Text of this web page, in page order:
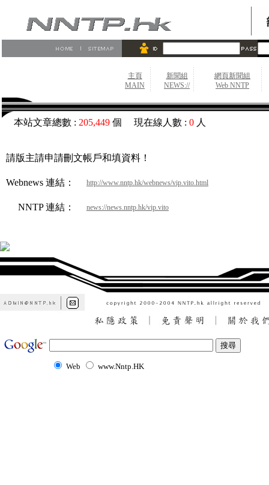
主頁
MAIN
新聞組
NEWS://
網頁新聞組
Web NNTP
本站文章總數 : 205,449 個 現在線人數 : 0 人
請版主請申請刪文帳戶和填資料！
Webnews 連結： http://www.nntp.hk/webnews/vip.vito.html
NNTP 連結： news://news.nntp.hk/vip.vito
Web www.Nntp.HK